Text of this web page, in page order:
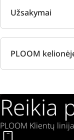
Užsakymai
PLOOM
Reikia
PLOOM Klientų